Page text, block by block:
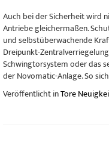
Auch bei der Sicherheit wird
Antriebe gleichermaßen.
und selbstüberwachende
Dreipunkt-
Schwingtorsystem oder das
der Novomatic-Anlage. So
Veröffentlicht inTore